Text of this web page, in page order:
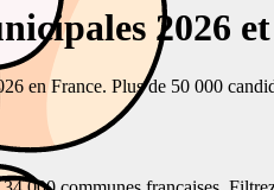
2026
en France. Plus de 50 000